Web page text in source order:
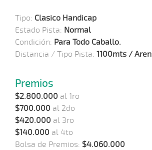
Tipo: Clasico Handicap
Estado Pista: Normal
Condición: Para Todo Caballo.
Distancia / Tipo Pista: 1100mts /
Premios
$2.800.000 al 1ro
$700.000 al 2do
$420.000 al 3ro
$140.000 al 4to
Bolsa de Premios: $4.060.000